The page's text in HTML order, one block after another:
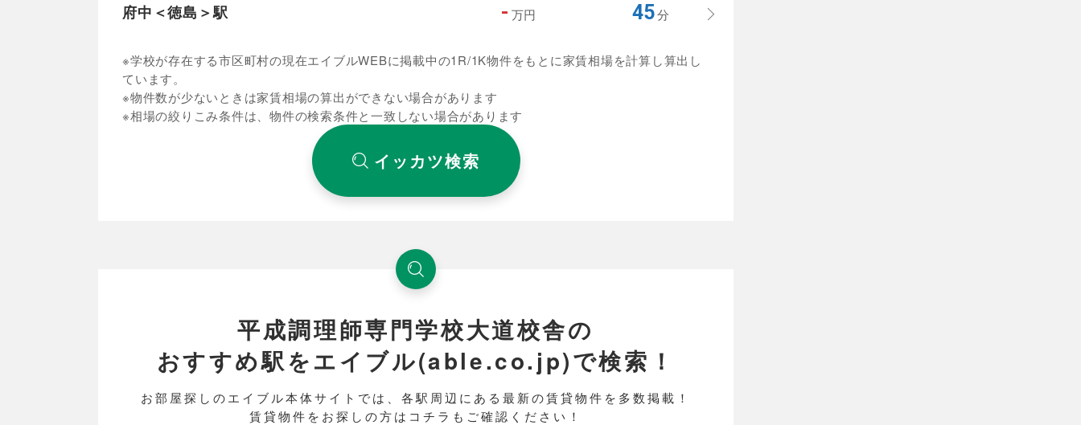
府中＜徳島＞駅 - 万円 45分
※学校が存在する市区町村の現在エイブルWEBに掲載中の1R/1K物件をもとに家賃相場を計算し算出し
ています。
※物件数が少ないときは家賃相場の算出ができない場合があります
※相場の絞りこみ条件は、物件の検索条件と一致しない場合があります
イッカツ検索
平成調理師専門学校大道校舎の
おすすめ駅をエイブル(able.co.jp)で検索！
お部屋探しのエイブル本体サイトでは、各駅周辺にある最新の賃貸物件を多数掲載！
賃貸物件をお探しの方はコチラもご確認ください！